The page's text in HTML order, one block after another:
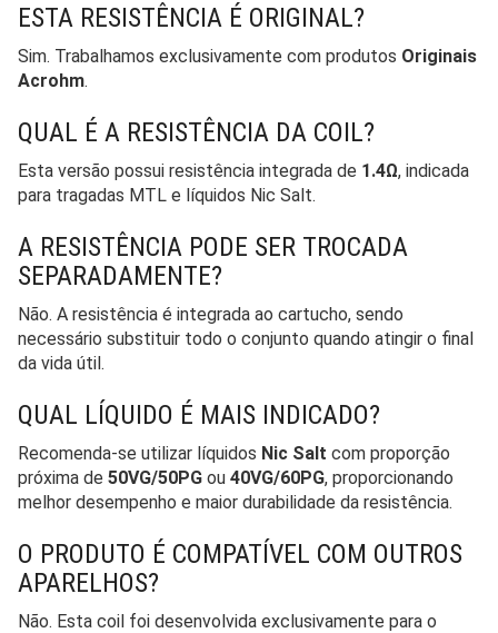
ESTA RESISTÊNCIA É ORIGINAL?
Sim. Trabalhamos exclusivamente com produtos Originais
Acrohm.
QUAL É A RESISTÊNCIA DA COIL?
Esta versão possui resistência integrada de 1.4Ω, indicada
para tragadas MTL e líquidos Nic Salt.
A RESISTÊNCIA PODE SER TROCADA
SEPARADAMENTE?
Não. A resistência é integrada ao cartucho, sendo
necessário substituir todo o conjunto quando atingir o final
da vida útil.
QUAL LÍQUIDO É MAIS INDICADO?
Recomenda-se utilizar líquidos Nic Salt com proporção
próxima de 50VG/50PG ou 40VG/60PG, proporcionando
melhor desempenho e maior durabilidade da resistência.
O PRODUTO É COMPATÍVEL COM OUTROS
APARELHOS?
Não. Esta coil foi desenvolvida exclusivamente para o